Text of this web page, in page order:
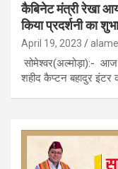
कैबिनेट मंत्री रेखा
किया प्रदर्शनी का
April 19, 2023
सोमेश्वर(अल्मोड़ा):- आज
शहीद कैप्टन बहादुर